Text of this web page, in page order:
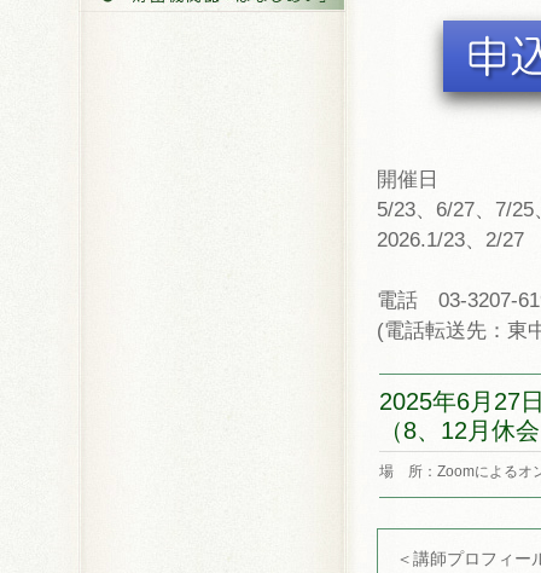
開催日
5/23、6/27、7/
2026.1/23、2/
電話 03-3207-
(電話転送先：東
2025年6月27
（8、12月休
場 所：Zoomによるオ
＜講師プロフィー